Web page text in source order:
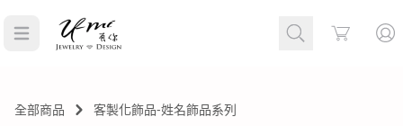
Cart
全部商品 客製化飾品-姓名飾品系列